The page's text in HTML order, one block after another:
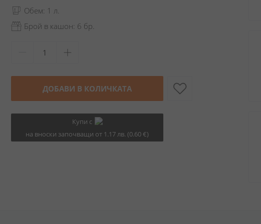
Обем: 1 л.
Брой в кашон: 6 бр.
ДОБАВИ В КОЛИЧКАТА
Купи с
на вноски започващи от 1.17 лв. (0.60 €)